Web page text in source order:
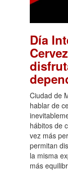
Día
Ciudad de
hablar de
hábitos de
vez más
permitan
la misma
más